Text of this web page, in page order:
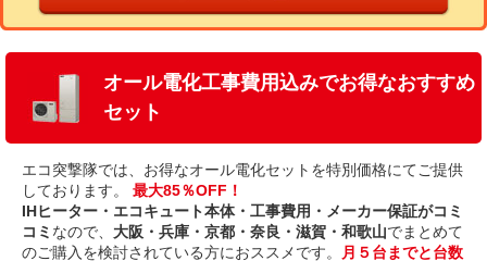
オール電化工事費用込みでお得なおすすめ
セット
エコ突撃隊では、お得なオール電化セットを特別価格にてご提供
しております。 最大85％OFF！
IHヒーター・エコキュート本体・工事費用・メーカー保証がコミ
コミ なので、 大阪・兵庫・京都・奈良・滋賀・和歌山でまとめて
のご購入を検討されている方におススメです。
月５台までと台数